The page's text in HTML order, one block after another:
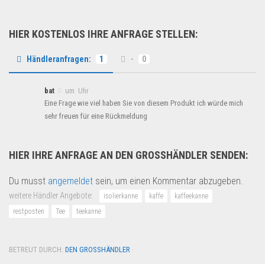
HIER KOSTENLOS IHRE ANFRAGE STELLEN:
Händleranfragen: 1 - 0
bat
um Uhr
Eine Frage wie viel haben Sie von diesem Produkt ich würde mich
sehr freuen für eine Rückmeldung
HIER IHRE ANFRAGE AN DEN GROSSHÄNDLER SENDEN:
Du musst angemeldet sein, um einen Kommentar abzugeben.
weitere Händler Angebote: isolierkanne kaffe
kaffeekanne
restposten
Tee teekanne
BETREUT DURCH: DEN GROSSHÄNDLER ·